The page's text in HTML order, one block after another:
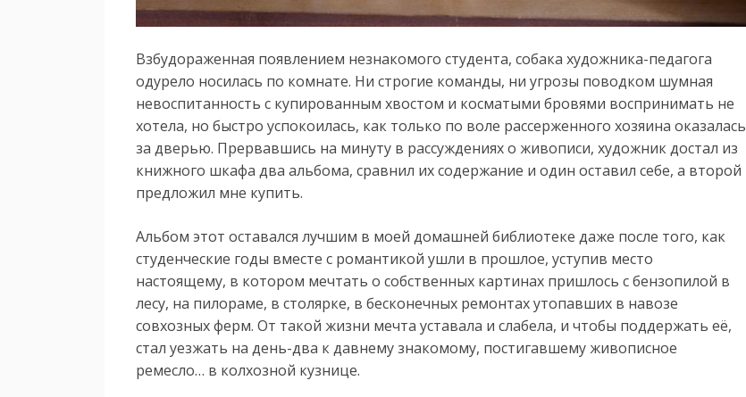
Взбудораженная появлением незнакомого студента, собака художника-педагога
одурело носилась по комнате. Ни строгие команды, ни угрозы поводком шумная
невоспитанность с купированным хвостом и косматыми бровями воспринимать не
хотела, но быстро успокоилась, как только по воле рассерженного хозяина оказалась
за дверью. Прервавшись на минуту в рассуждениях о живописи, художник достал из
книжного шкафа два альбома, сравнил их содержание и один оставил себе, а второй
предложил мне купить.
Альбом этот оставался лучшим в моей домашней библиотеке даже после того, как
студенческие годы вместе с романтикой ушли в прошлое, уступив место
настоящему, в котором мечтать о собственных картинах пришлось с бензопилой в
лесу, на пилораме, в столярке, в бесконечных ремонтах утопавших в навозе
совхозных ферм. От такой жизни мечта уставала и слабела, и чтобы поддержать её,
стал уезжать на день-два к давнему знакомому, постигавшему живописное
ремесло… в колхозной кузнице.